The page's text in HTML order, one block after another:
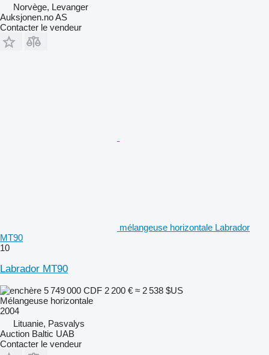
Norvège, Levanger
Auksjonen.no AS
Contacter le vendeur
mélangeuse horizontale Labrador
MT90
10
Labrador MT90
5 749 000 CDF 2 200 € ≈ 2 538 $US
Mélangeuse horizontale
2004
Lituanie, Pasvalys
Auction Baltic UAB
Contacter le vendeur